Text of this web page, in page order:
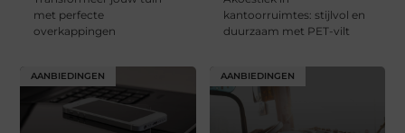
met perfecte
overkappingen
kantoorruimtes: stijlvol en
duurzaam met PET-vilt
AANBIEDINGEN AANBIEDINGEN